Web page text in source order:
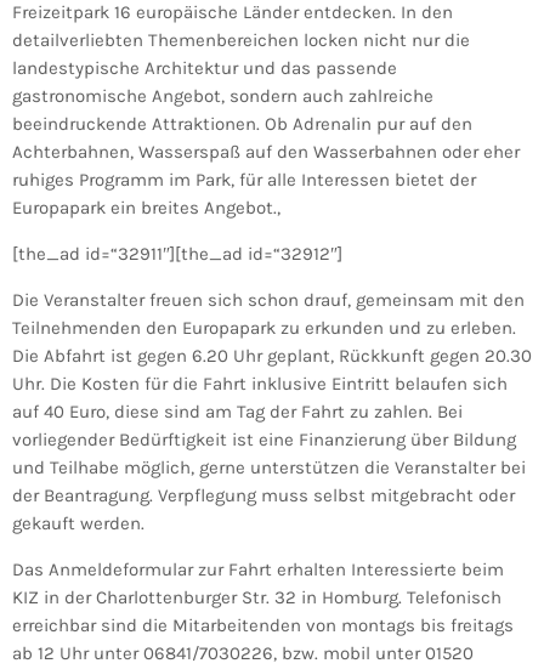
Freizeitpark 16 europäische Länder entdecken. In den
detailverliebten Themenbereichen locken nicht nur die
landestypische Architektur und das passende
gastronomische Angebot, sondern auch zahlreiche
beeindruckende Attraktionen. Ob Adrenalin pur auf den
Achterbahnen, Wasserspaß auf den Wasserbahnen oder eher
ruhiges Programm im Park, für alle Interessen bietet der
Europapark ein breites Angebot.,
[the_ad id=“32911″][the_ad id=“32912″]
Die Veranstalter freuen sich schon drauf, gemeinsam mit den
Teilnehmenden den Europapark zu erkunden und zu erleben.
Die Abfahrt ist gegen 6.20 Uhr geplant, Rückkunft gegen 20.30
Uhr. Die Kosten für die Fahrt inklusive Eintritt belaufen sich
auf 40 Euro, diese sind am Tag der Fahrt zu zahlen. Bei
vorliegender Bedürftigkeit ist eine Finanzierung über Bildung
und Teilhabe möglich, gerne unterstützen die Veranstalter bei
der Beantragung. Verpflegung muss selbst mitgebracht oder
gekauft werden.
Das Anmeldeformular zur Fahrt erhalten Interessierte beim
KIZ in der Charlottenburger Str. 32 in Homburg. Telefonisch
erreichbar sind die Mitarbeitenden von montags bis freitags
ab 12 Uhr unter 06841/7030226, bzw. mobil unter 01520